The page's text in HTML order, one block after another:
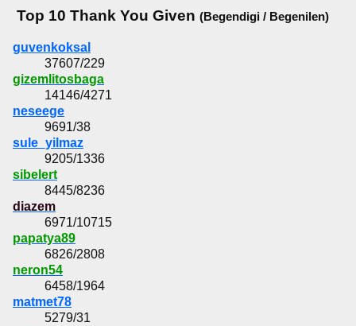
Top 10 Thank You Given (Begendigi / Begenilen)
guvenkoksal
37607/229
gizemlitosbaga
14146/4271
neseege
9691/38
sule_yilmaz
9205/1336
sibelert
8445/8236
diazem
6971/10715
papatya89
6826/2808
neron54
6458/1964
matmet78
5279/31